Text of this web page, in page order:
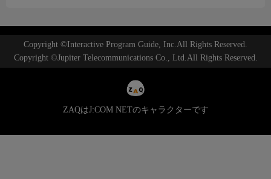
Copyright ©Interactive Program Guide, Inc.All Rights Reserved.
Copyright ©Jupiter Telecommunications Co., Ltd.All Rights Reserved.
ZAQはJ:COM NETのキャラクターです